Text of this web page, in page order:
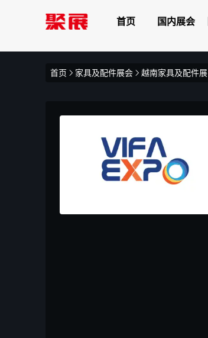
首页 国内展会
首页 家具及配件展会 越南家具及配件展